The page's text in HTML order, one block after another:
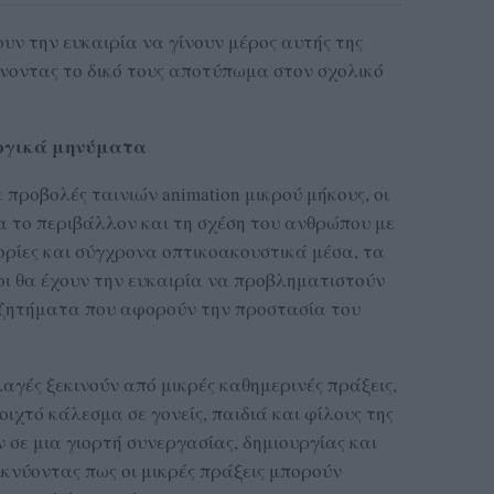
την ευκαιρία να γίνουν μέρος αυτής της
το δικό τους αποτύπωμα στον σχολικό
μηνύματα
ταινιών animation μικρού μήκους, οι
το περιβάλλον και τη σχέση του ανθρώπου με
και σύγχρονα οπτικοακουστικά μέσα, τα
θα έχουν την ευκαιρία να προβληματιστούν
που αφορούν την προστασία του
ξεκινούν από μικρές καθημερινές πράξεις,
κάλεσμα σε γονείς, παιδιά και φίλους της
μια γιορτή συνεργασίας, δημιουργίας και
πως οι μικρές πράξεις μπορούν